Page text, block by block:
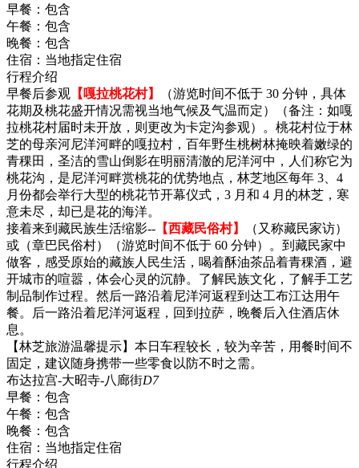
早餐： 包含
午餐： 包含
晚餐： 包含
住宿： 当地指定住宿
行程介绍
早餐后参观 【嘎拉桃花村】
（游览时间不低于 30 分钟，具体
花期及桃花盛开情况需视当地气候及气温而定）（备注：如嘎
拉桃花村届时未开放，则更改为卡定沟参观）。桃花村位于林
芝的母亲河尼洋河畔的嘎拉村，百年野生桃树林掩映着嫩绿的
青稞田，圣洁的雪山倒影在明丽清澈的尼洋河中，人们称它为
桃花沟，是尼洋河畔赏桃花的优势地点，林芝地区每年 3、4
月份都会举行大型的桃花节开幕仪式，3 月和 4 月的林芝，寒
意未尽，却已是花的海洋。
接着来到藏民族生活缩影-- 【西藏民俗村】
（又称藏民家访）
或（章巴民俗村）（游览时间不低于 60 分钟）。到藏民家中
做客，感受原始的藏族人民生活，喝着酥油茶品着青稞酒，避
开城市的喧嚣，体会心灵的沉静。了解民族文化，了解手工艺
制品制作过程。然后一路沿着尼洋河返程到达工布江达用午
餐。后一路沿着尼洋河返程，回到拉萨，晚餐后入住酒店休
息。
【林芝旅游温馨提示】本日车程较长，较为辛苦，用餐时间不
固定，建议随身携带一些零食以防不时之需。
布达拉宫-大昭寺-八廊街D7
早餐： 包含
午餐： 包含
晚餐： 包含
住宿： 当地指定住宿
行程介绍